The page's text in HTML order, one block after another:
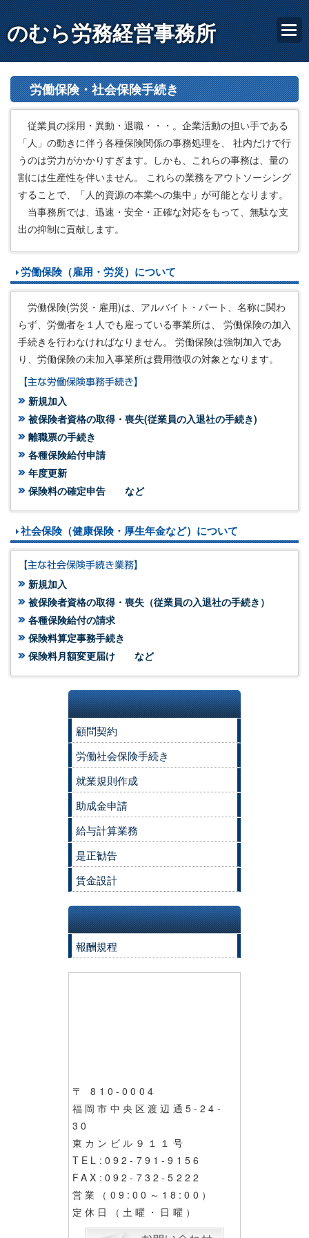
のむら労務経営事務所
労働保険・社会保険手続き
従業員の採用・異動・退職・・・。企業活動の担い手である
「人」の動きに伴う各種保険関係の事務処理を、 社内だけで行
うのは労力がかかりすぎます。しかも、これらの事務は、量の
割には生産性を伴いません。 これらの業務をアウトソーシング
することで、「人的資源の本業への集中」が可能となります。
当事務所では、迅速・安全・正確な対応をもって、無駄な支
出の抑制に貢献します。
労働保険（雇用・労災）について
労働保険(労災・雇用)は、アルバイト・パート、名称に関わ
らず、労働者を１人でも雇っている事業所は、 労働保険の加入
手続きを行わなければなりません。 労働保険は強制加入であ
り、労働保険の未加入事業所は費用徴収の対象となります。
【主な労働保険事務手続き】
新規加入
被保険者資格の取得・喪失(従業員の入退社の手続き)
離職票の手続き
各種保険給付申請
年度更新
保険料の確定申告 など
社会保険（健康保険・厚生年金など）について
【主な社会保険手続き業務】
新規加入
被保険者資格の取得・喪失（従業員の入退社の手続き）
各種保険給付の請求
保険料算定事務手続き
保険料月額変更届け など
顧問契約
労働社会保険手続き
就業規則作成
助成金申請
給与計算業務
是正勧告
賃金設計
報酬規程
〒 810-0004
福岡市中央区渡辺通5-24-
30
東カンビル９１１号
TEL:092-791-9156
FAX:092-732-5222
営業（09:00～18:00）
定休日（土曜・日曜）